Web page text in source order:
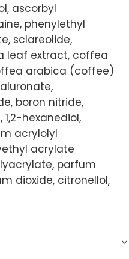
ascorbyl
phenylethyl
sclareolide,
leaf extract, coffea
arabica (coffee)
boron nitride,
hexanediol,
acrylolyl
acrylate
parfum
dioxide, citronellol,